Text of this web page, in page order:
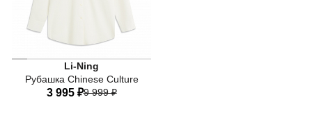
Li-Ning
Рубашка Chinese Culture
• Рубашка Li-Ning Sports Life отлично подчеркнет вашу
• КОМФОРТНАЯ ПОСАДКА.
3 995 ₽9 999 ₽